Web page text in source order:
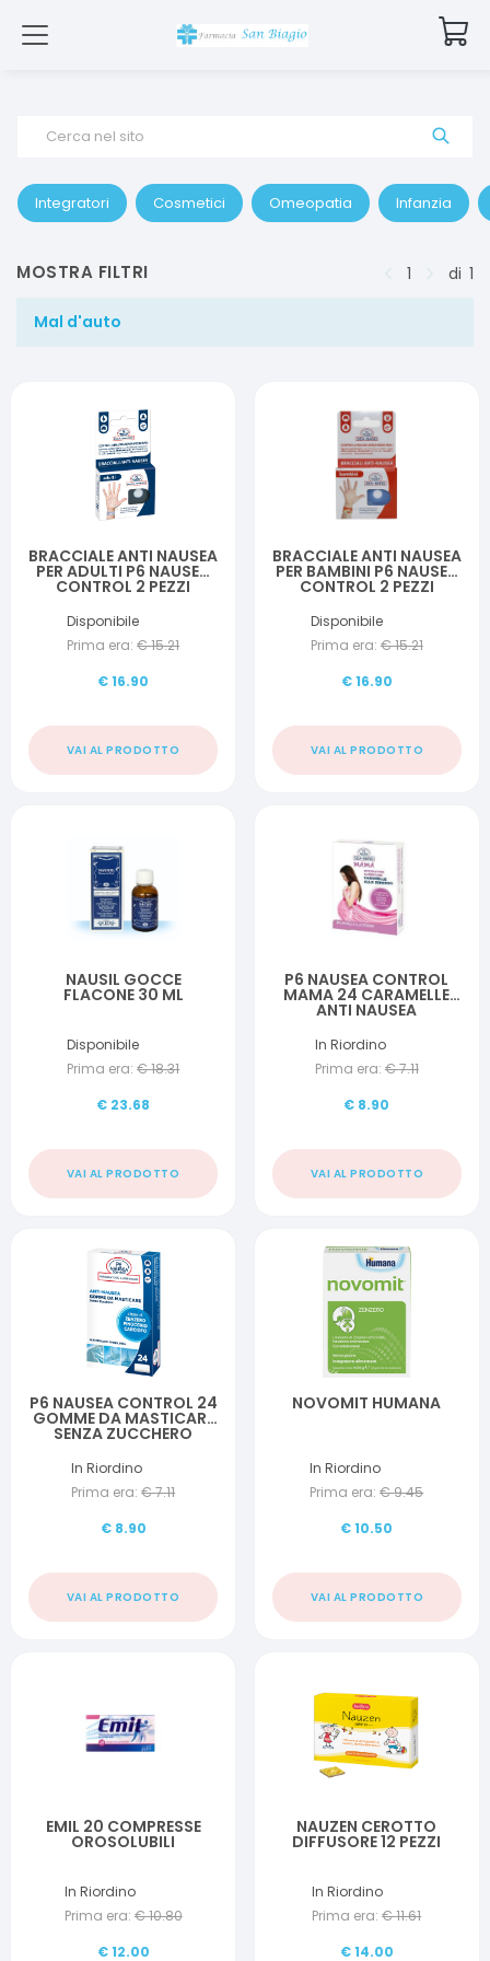
Cerca nel sito
Integratori Cosmetici Omeopatia Infanzia
MOSTRA FILTRI 1 di 1
Mal d'auto
BRACCIALE ANTI NAUSEA
PER ADULTI P6 NAUSEA
CONTROL 2 PEZZI
Disponibile
Prima era: €15.21
€16.90
VAI AL PRODOTTO
BRACCIALE ANTI NAUSEA
PER BAMBINI P6 NAUSEA
CONTROL 2 PEZZI
Disponibile
Prima era: €15.21
€16.90
VAI AL PRODOTTO
NAUSIL GOCCE
FLACONE 30 ML
Disponibile
Prima era: €18.31
€ 23.68
VAI AL PRODOTTO
P6 NAUSEA CONTROL
MAMA 24 CARAMELLE
ANTI NAUSEA
In Riordino
Prima era: €7.11
€ 8.90
VAI AL PRODOTTO
P6 NAUSEA CONTROL 24
GOMME DA MASTICARE
SENZA ZUCCHERO
In Riordino
Prima era: €7.11
€ 8.90
VAI AL PRODOTTO
NOVOMIT HUMANA
In Riordino
Prima era: €9.45
€10.50
VAI AL PRODOTTO
EMIL 20 COMPRESSE
OROSOLUBILI
In Riordino
Prima era: €10.80
€12.00
NAUZEN CEROTTO
DIFFUSORE 12 PEZZI
In Riordino
Prima era: €11.61
€14.00